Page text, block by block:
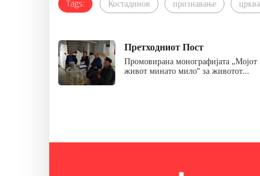
Tags: Костадинов признавање црква
Претходниот Пост
Промовирана монографијата „Мојот
живот минато мило“ за животот…